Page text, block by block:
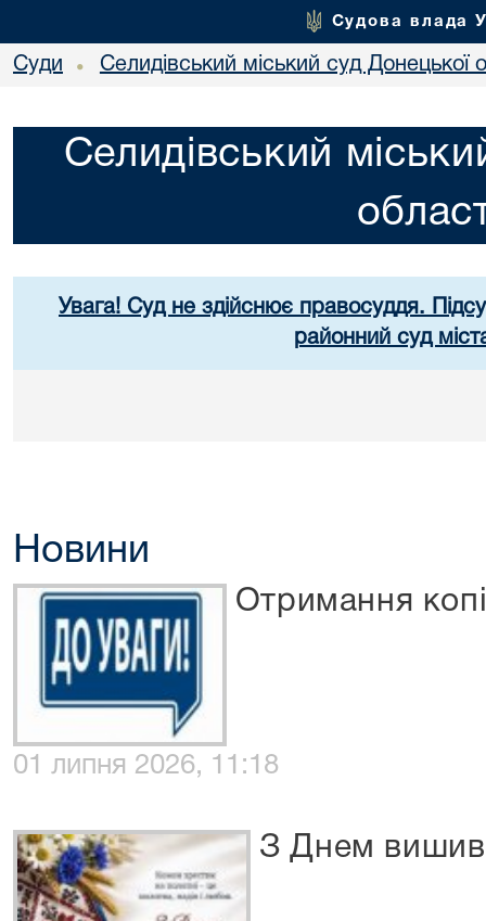
Судова влада
Суди • Селидівський міський суд Донецької
Селидівський
Увага! Суд не здійснює правосуддя.
районний суд
Новини
Отримання
01 липня 2026, 11:18
З Днем